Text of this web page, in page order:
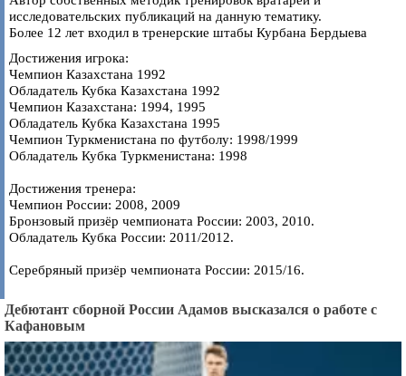
исследовательских публикаций на данную тематику.
Более 12 лет входил в тренерские штабы Курбана Бердыева
Достижения игрока:
Чемпион Казахстана 1992
Обладатель Кубка Казахстана 1992
Чемпион Казахстана: 1994, 1995
Обладатель Кубка Казахстана 1995
Чемпион Туркменистана по футболу: 1998/1999
Обладатель Кубка Туркменистана: 1998
Достижения тренера:
Чемпион России: 2008, 2009
Бронзовый призёр чемпионата России: 2003, 2010.
Обладатель Кубка России: 2011/2012.
Серебряный призёр чемпионата России: 2015/16.
Дебютант сборной России Адамов высказался о работе с
Кафановым